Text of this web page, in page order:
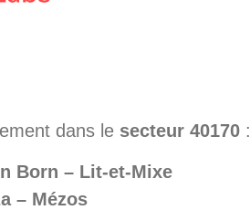
dans le secteur 40170:
Born – Lit-et-Mixe
– Mézos